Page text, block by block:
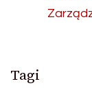
Tagi